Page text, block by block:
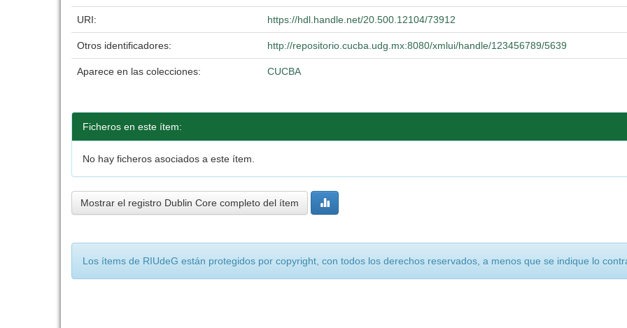
URI: https://hdl.handle.net/20.500.12104/73912
Otros identificadores: http://repositorio.cucba.udg.mx:8080/xmlui/handle/123456789/5639
Aparece en las colecciones: CUCBA
Ficheros en este ítem:
No hay ficheros asociados a este ítem.
Mostrar el registro Dublin Core completo del ítem
Los ítems de RIUdeG están protegidos por copyright, con todos los derechos reservados, a menos que se indique lo